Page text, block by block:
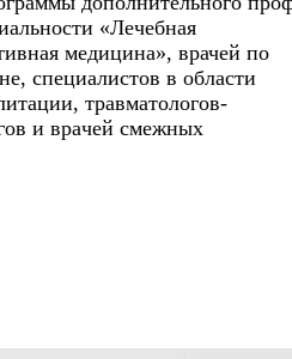
«Лечебная
медицина», врачей по
специалистов в области
травматологов-
и врачей смежных